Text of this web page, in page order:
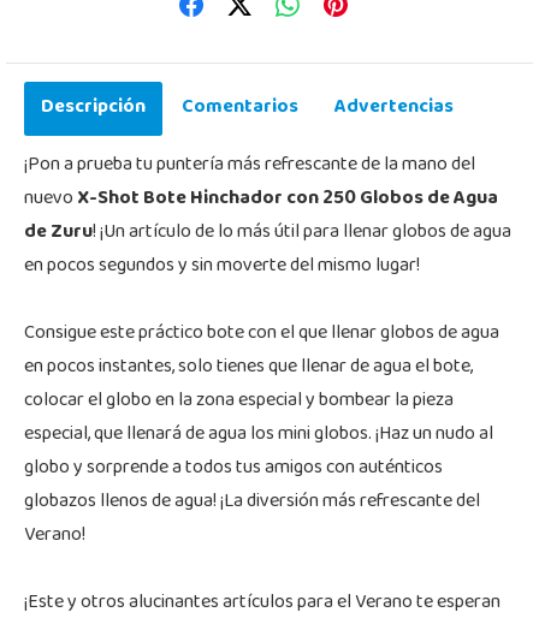
Descripción Comentarios
Advertencias
¡Pon a prueba tu puntería más refrescante de la mano del
nuevoX-Shot Bote Hinchador con 250 Globos de Agua
de Zuru! ¡Un artículo de lo más útil para llenar globos de agua
en pocos segundos y sin moverte del mismo lugar!
Consigue este práctico bote con el que llenar globos de agua
en pocos instantes, solo tienes que llenar de agua el bote,
colocar el globo en la zona especial y bombear la pieza
especial, que llenará de agua los mini globos. ¡Haz un nudo al
globo y sorprende a todos tus amigos con auténticos
globazos llenos de agua! ¡La diversión más refrescante del
Verano!
¡Este y otros alucinantes artículos para el Verano te esperan